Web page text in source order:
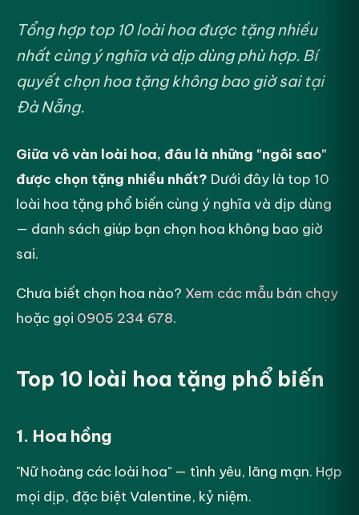
Tổng hợp top 10 loài hoa được tặng nhiều
nhất cùng ý nghĩa và dịp dùng phù hợp. Bí
quyết chọn hoa tặng không bao giờ sai tại
Đà Nẵng.
Giữa vô vàn loài hoa, đâu là những "ngôi sao"
được chọn tặng nhiều nhất? Dưới đây là top 10
loài hoa tặng phổ biến cùng ý nghĩa và dịp dùng
— danh sách giúp bạn chọn hoa không bao giờ
sai.
Chưa biết chọn hoa nào? Xem các mẫu bán chạy
hoặc gọi 0905 234 678.
Top 10 loài hoa tặng phổ biến
1. Hoa hồng
"Nữ hoàng các loài hoa" — tình yêu, lãng mạn. Hợp
mọi dịp, đặc biệt Valentine, kỷ niệm.